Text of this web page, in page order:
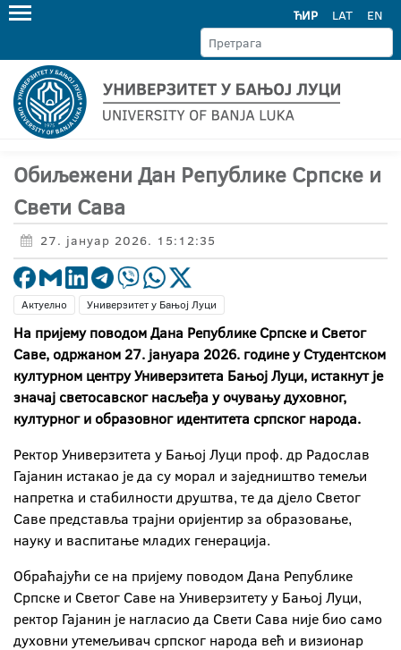
ЋИР LAT EN
Обиљежени Дан Републике Српске и
Свети Сава
27. јануар 2026. 15:12:35
Актуелно Универзитет у Бањој Луци
На пријему поводом Дана Републике Српске и Светог
Саве, одржаном 27. јануара 2026. године у Студентском
културном центру Универзитета Бањој Луци, истакнут је
значај светосавског насљеђа у очувању духовног,
културног и образовног идентитета српског народа.
Ректор Универзитета у Бањој Луци проф. др Радослав
Гајанин истакао је да су морал и заједништво темељи
напретка и стабилности друштва, те да дјело Светог
Саве представља трајни оријентир за образовање,
науку и васпитање младих генерација.
Обраћајући се на пријему поводом Дана Републике
Српске и Светог Саве на Универзитету у Бањој Луци,
ректор Гајанин је нагласио да Свети Сава није био само
духовни утемељивач српског народа већ и визионар